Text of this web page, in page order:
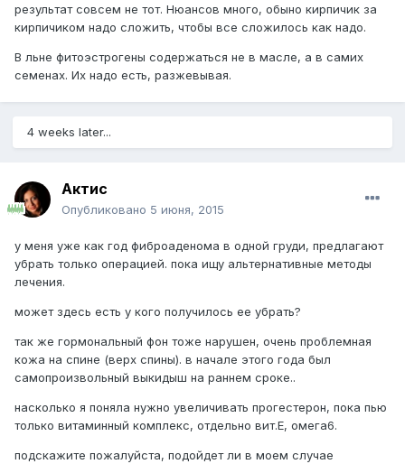
результат совсем не тот. Нюансов много, обыно кирпичик за
кирпичиком надо сложить, чтобы все сложилось как надо.
В льне фитоэстрогены содержаться не в масле, а в самих
семенах. Их надо есть, разжевывая.
4 weeks later...
Актис
Опубликовано 5 июня, 2015
у меня уже как год фиброаденома в одной груди, предлагают
убрать только операцией. пока ищу альтернативные методы
лечения.
может здесь есть у кого получилось ее убрать?
так же гормональный фон тоже нарушен, очень проблемная
кожа на спине (верх спины). в начале этого года был
самопроизвольный выкидыш на раннем сроке..
насколько я поняла нужно увеличивать прогестерон, пока пью
только витаминный комплекс, отдельно вит.Е, омега6.
подскажите пожалуйста, подойдет ли в моем случае